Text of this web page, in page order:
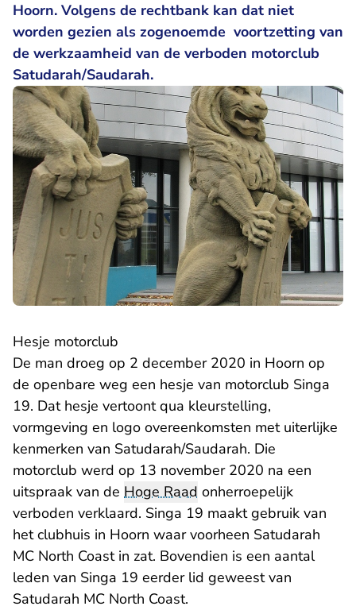
Hoorn. Volgens de rechtbank kan dat niet
worden gezien als zogenoemde voortzetting van
de werkzaamheid van de verboden motorclub
Satudarah/Saudarah.
Hesje motorclub
De man droeg op 2 december 2020 in Hoorn op
de openbare weg een hesje van motorclub Singa
19. Dat hesje vertoont qua kleurstelling,
vormgeving en logo overeenkomsten met uiterlijke
kenmerken van Satudarah/Saudarah. Die
motorclub werd op 13 november 2020 na een
uitspraak van de Hoge Raad onherroepelijk
verboden verklaard. Singa 19 maakt gebruik van
het clubhuis in Hoorn waar voorheen Satudarah
MC North Coast in zat. Bovendien is een aantal
leden van Singa 19 eerder lid geweest van
Satudarah MC North Coast.